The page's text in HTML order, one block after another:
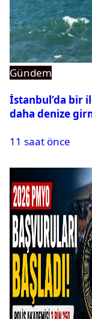
Gündem
İstanbul’da bir
daha denize
11 saat önce